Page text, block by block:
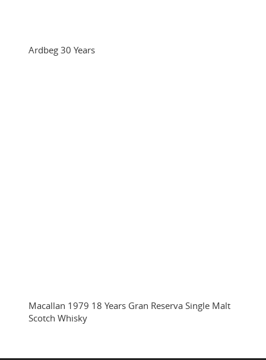
Ardbeg 30 Years
Macallan 1979 18 Years Gran Reserva Single Malt
Scotch Whisky